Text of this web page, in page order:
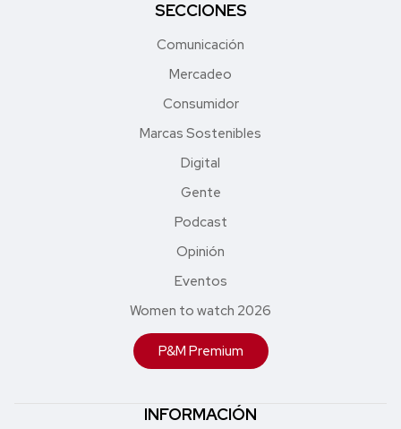
SECCIONES
Comunicación
Mercadeo
Consumidor
Marcas Sostenibles
Digital
Gente
Podcast
Opinión
Eventos
Women to watch 2026
P&M Premium
INFORMACIÓN